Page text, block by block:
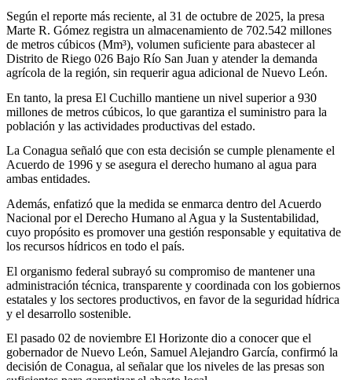
Según el reporte más reciente, al 31 de octubre de 2025, la presa
Marte R. Gómez registra un almacenamiento de 702.542 millones
de metros cúbicos (Mm³), volumen suficiente para abastecer al
Distrito de Riego 026 Bajo Río San Juan y atender la demanda
agrícola de la región, sin requerir agua adicional de Nuevo León.
En tanto, la presa El Cuchillo mantiene un nivel superior a 930
millones de metros cúbicos, lo que garantiza el suministro para la
población y las actividades productivas del estado.
La Conagua señaló que con esta decisión se cumple plenamente el
Acuerdo de 1996 y se asegura el derecho humano al agua para
ambas entidades.
Además, enfatizó que la medida se enmarca dentro del Acuerdo
Nacional por el Derecho Humano al Agua y la Sustentabilidad,
cuyo propósito es promover una gestión responsable y equitativa de
los recursos hídricos en todo el país.
El organismo federal subrayó su compromiso de mantener una
administración técnica, transparente y coordinada con los gobiernos
estatales y los sectores productivos, en favor de la seguridad hídrica
y el desarrollo sostenible.
El pasado 02 de noviembre El Horizonte dio a conocer que el
gobernador de Nuevo León, Samuel Alejandro García, confirmó la
decisión de Conagua, al señalar que los niveles de las presas son